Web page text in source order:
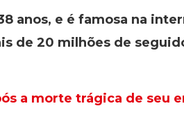
anos, e é famosa na
de 20 milhões de
a morte trágica de seu